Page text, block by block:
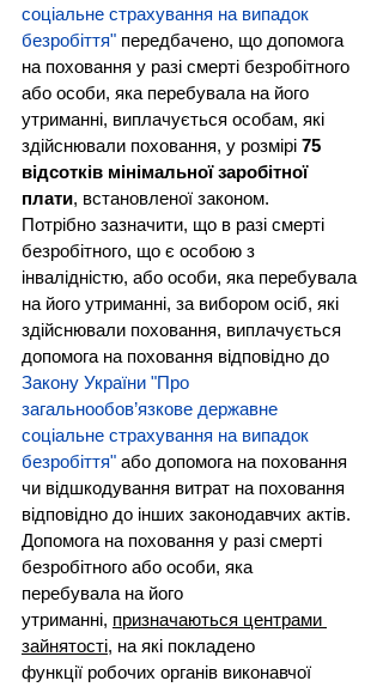
соціальне страхування на випадок
безробіття" передбачено, що допомога
на поховання у разі смерті безробітного
або особи, яка перебувала на його
утриманні, виплачується особам, які
здійснювали поховання, у розмірі 75
відсотків мінімальної заробітної
плати, встановленої законом.
Потрібно зазначити, що в разі смерті
безробітного, що є особою з
інвалідністю, або особи, яка перебувала
на його утриманні, за вибором осіб, які
здійснювали поховання, виплачується
допомога на поховання відповідно до
Закону України "Про
загальнообов’язкове державне
соціальне страхування на випадок
безробіття" або допомога на поховання
чи відшкодування витрат на поховання
відповідно до інших законодавчих актів.
Допомога на поховання у разі смерті
безробітного або особи, яка
перебувала на його
утриманні, призначаються центрами
зайнятості, на які покладено
функції робочих органів виконавчої